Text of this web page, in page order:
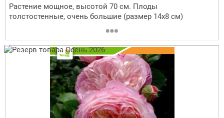
Растение мощное, высотой 70 см. Плоды
толстостенные, очень большие (размер 14х8 см)